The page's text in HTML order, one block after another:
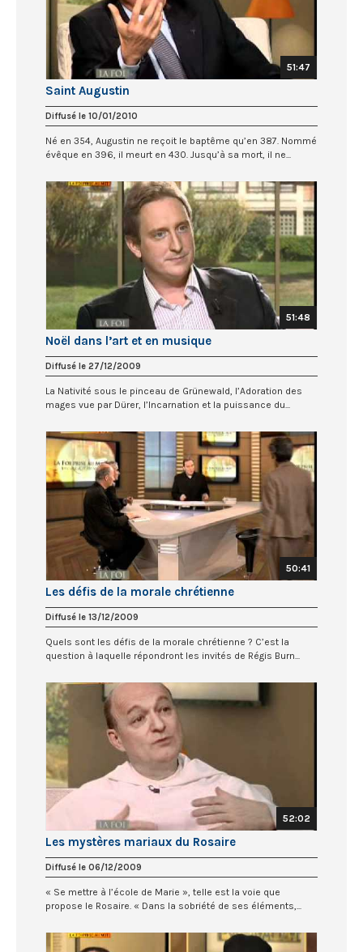
51:47
Saint Augustin
Diffusé le 10/01/2010
Né en 354, Augustin ne reçoit le baptême qu’en 387. Nommé
évêque en 396, il meurt en 430. Jusqu’à sa mort, il ne...
51:48
Noël dans l’art et en musique
Diffusé le 27/12/2009
La Nativité sous le pinceau de Grünewald, l’Adoration des
mages vue par Dürer, l’Incarnation et la puissance du...
50:41
Les défis de la morale chrétienne
Diffusé le 13/12/2009
Quels sont les défis de la morale chrétienne ? C’est la
question à laquelle répondront les invités de Régis Burn...
52:02
Les mystères mariaux du Rosaire
Diffusé le 06/12/2009
« Se mettre à l’école de Marie », telle est la voie que
propose le Rosaire. « Dans la sobriété de ses éléments,...